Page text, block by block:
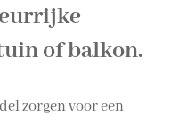
of balkon.
zorgen voor een